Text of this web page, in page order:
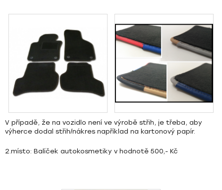
V případě, že na vozidlo není ve výrobě střih, je třeba, aby
výherce dodal střih/nákres například na kartonový papír.
2.místo: Balíček autokosmetiky v hodnotě 500,- Kč